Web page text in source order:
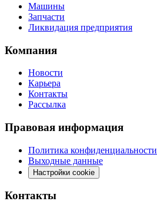
Машины
Запчасти
Ликвидация предприятия
Компания
Новости
Карьера
Контакты
Рассылка
Правовая информация
Политика конфиденциальности
Выходные данные
Настройки cookie
Контакты